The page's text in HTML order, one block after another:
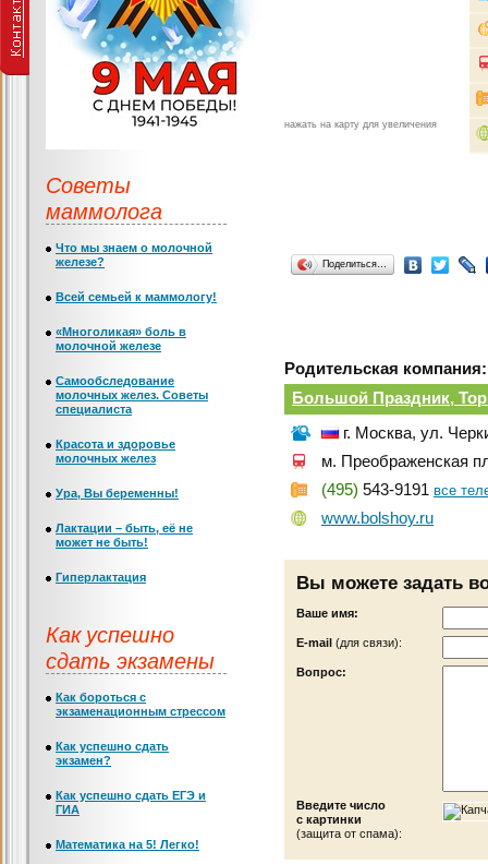
нажать на карту для увеличения
Поделиться…
Родительская компания:
Большой Праздник,
г. Москва, ул.
м. Преображенская
(495) 543-9191 все
www.bolshoy.ru
Вы можете задать
Ваше имя:
Е-mail (для связи):
Вопрос:
Введите число
с картинки
(защита от спама):
Советы
маммолога
Что мы знаем о молочной
железе?
Всей семьей к маммологу!
«Многоликая» боль в
молочной железе
Самообследование
молочных желез. Советы
специалиста
Красота и здоровье
молочных желез
Ура, Вы беременны!
Лактации – быть, её не
может не быть!
Гиперлактация
Как успешно
сдать экзамены
Как бороться с
экзаменационным стрессом
Как успешно сдать
экзамен?
Как успешно сдать ЕГЭ и
ГИА
Математика на 5! Легко!